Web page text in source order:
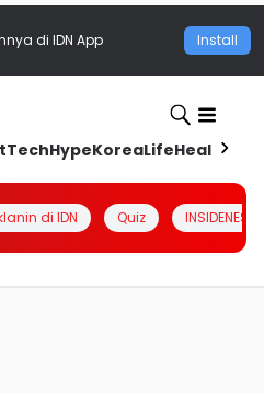
di IDN App Install
TechHypeKoreaLifeHealth
di IDN Quiz INSIDENESIA